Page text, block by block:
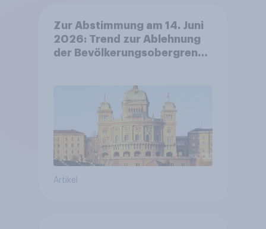
Zur Abstimmung am 14. Juni
2026: Trend zur Ablehnung
der Bevölkerungsobergrenze
Zivildienstgesetz sinken
Artikel